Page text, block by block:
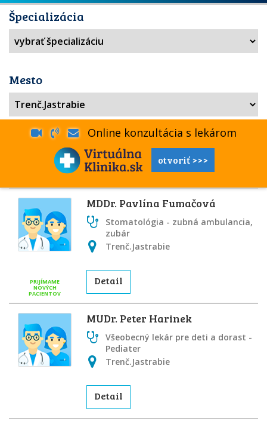
Špecializácia
Mesto
Online konzultácia s lekárom
otvoriť >>>
PRIJÍMAME
NOVÝCH
PACIENTOV
MDDr. Pavlína Fumačová
Stomatológia - zubná ambulancia,
zubár
Trenč.Jastrabie
Detail
MUDr. Peter Harinek
Všeobecný lekár pre deti a dorast -
Pediater
Trenč.Jastrabie
Detail